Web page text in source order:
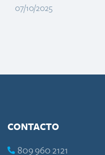
07/10/2025
CONTACTO
809 960 2121